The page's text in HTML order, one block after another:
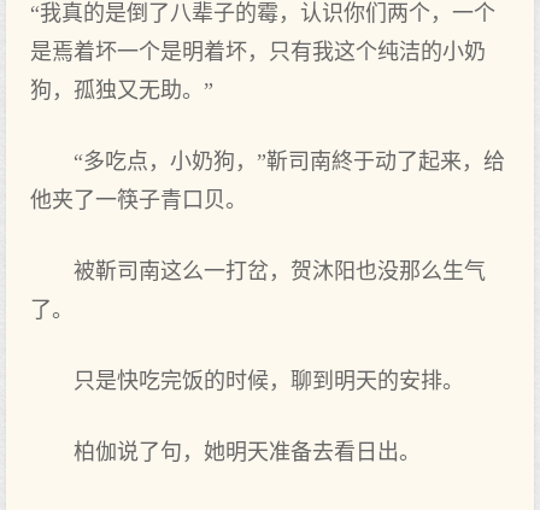
“我真的是倒了八辈子的霉，认识你们两个，一个
是焉着坏一个是明着坏，只有我这个纯洁的小奶
狗，孤独又无助。”
“多吃点，小奶狗，”靳司南終于动了起来，给
他夹了一筷子青口贝。
被靳司南这么一打岔，贺沐阳也没那么生气
了。
只是快吃完饭的时候，聊到明天的安排。
柏伽说了句，她明天准备去看日出。